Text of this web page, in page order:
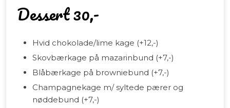
Dessert 30,-
Hvid chokolade/lime kage (+12,-)
Skovbærkage på mazarinbund (+7,-)
Blåbærkage på browniebund (+7,-)
Champagnekage m/ syltede pærer og
nøddebund (+7,-)